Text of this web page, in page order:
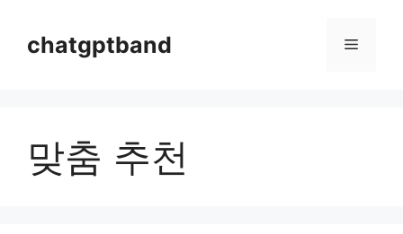
chatgptband 메
맞춤 추천